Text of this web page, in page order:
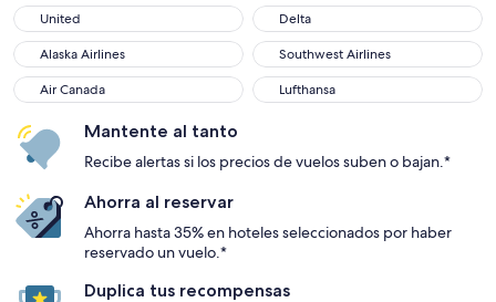
United
Delta
Alaska Airlines
Southwest Airlines
Air Canada
Lufthansa
Mantente al tanto
Recibe alertas si los precios de vuelos suben o bajan.*
Ahorra al reservar
Ahorra hasta 35% en hoteles seleccionados por haber
reservado un vuelo.*
Duplica tus recompensas